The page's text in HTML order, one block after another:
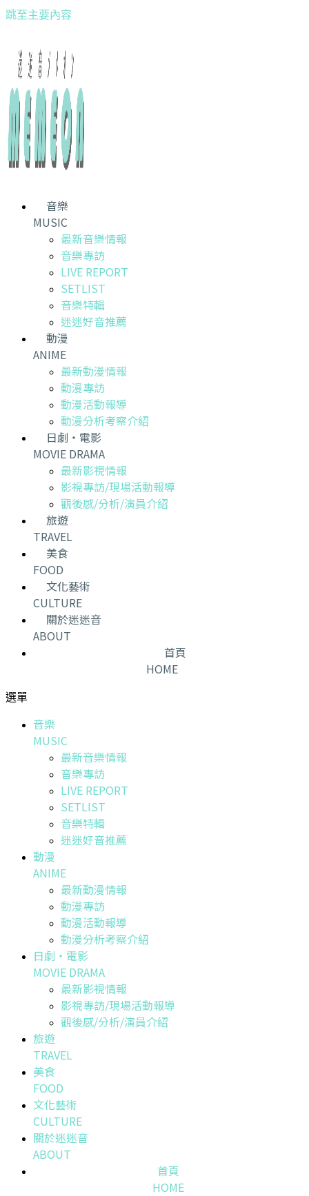
跳至主要內容
音樂
MUSIC
最新音樂情報
音樂專訪
LIVE REPORT
SETLIST
音樂特輯
迷迷好音推薦
動漫
ANIME
最新動漫情報
動漫專訪
動漫活動報導
動漫分析考察介紹
日劇・電影
MOVIE DRAMA
最新影視情報
影視專訪/現場活動報導
觀後感/分析/演員介紹
旅遊
TRAVEL
美食
FOOD
文化藝術
CULTURE
關於迷迷音
ABOUT
首頁
HOME
選單
音樂
MUSIC
最新音樂情報
音樂專訪
LIVE REPORT
SETLIST
音樂特輯
迷迷好音推薦
動漫
ANIME
最新動漫情報
動漫專訪
動漫活動報導
動漫分析考察介紹
日劇・電影
MOVIE DRAMA
最新影視情報
影視專訪/現場活動報導
觀後感/分析/演員介紹
旅遊
TRAVEL
美食
FOOD
文化藝術
CULTURE
關於迷迷音
ABOUT
首頁
HOME